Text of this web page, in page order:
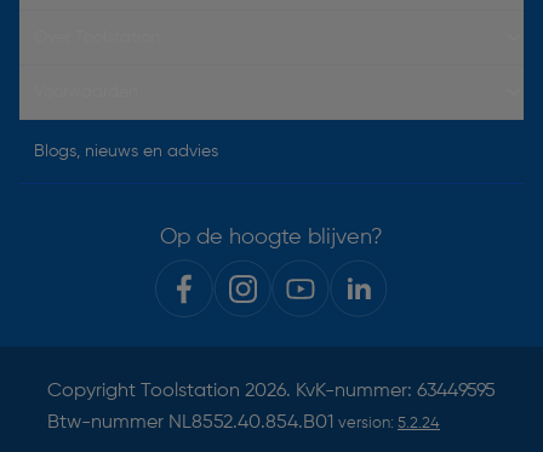
Blogs, nieuws en advies
Op de hoogte blijven?
Copyright Toolstation 2026. KvK-nummer: 63449595
Btw-nummer NL8552.40.854.B01 version: 5.2.24